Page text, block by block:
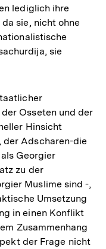
lediglich ihre
sie, nicht ohne
sie
Osseten und der
Hinsicht
der Adscharen-die
Georgier
zu der
Muslime sind -,
Umsetzung
in einen Konflikt
Zusammenhang
der Frage nicht